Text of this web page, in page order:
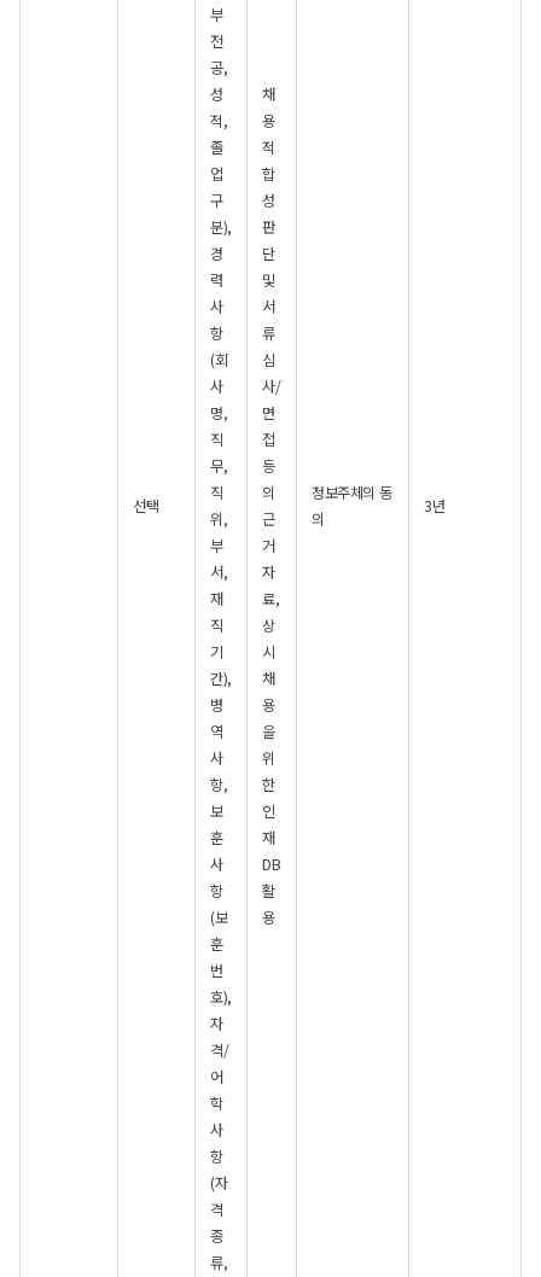
선택
부
전
공,
성
적,
졸
업
구
분),
경
력
사
항
(회
사
명,
직
무,
직
위,
부
서,
재
직
기
간),
병
역
사
항,
보
훈
사
항
(보
훈
번
호),
자
격/
어
학
사
항
(자
격
종
류,
채
용
적
합
성
판
단
및
서
류
심
사/
면
접
등
의
근
거
자
료,
상
시
채
용
을
위
한
인
재
DB
활
용
정보주체의 동
의
3년